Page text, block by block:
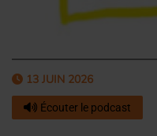
13 JUIN 2026
Écouter le podcast